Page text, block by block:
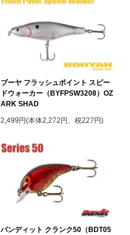
ブーヤ フラッシュポイント スピー
ドウォーカー（BYFPSW3208）OZ
ARK SHAD
2,499円(本体2,272円、税227円)
バンディット クランク50（BDT05